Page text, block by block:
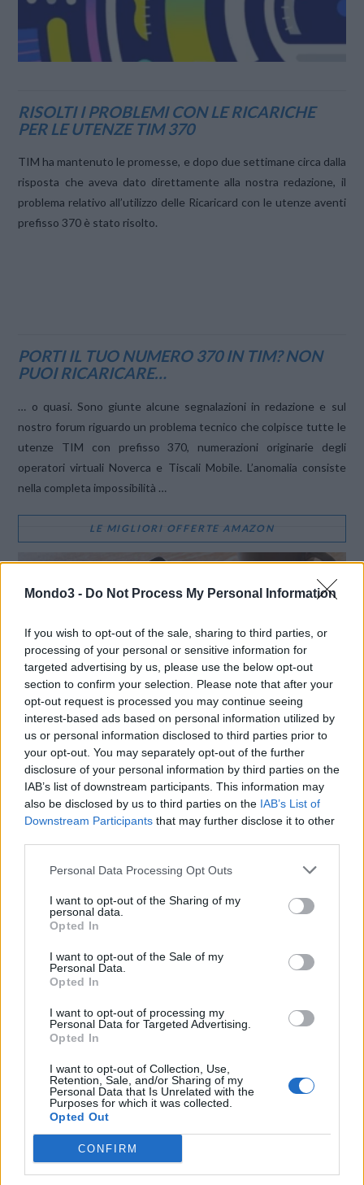
Mondo3 - Do Not Process My Personal Information
If you wish to opt-out of the sale, sharing to third parties, or
processing of your personal or sensitive information for
targeted advertising by us, please use the below opt-out
section to confirm your selection. Please note that after your
opt-out request is processed you may continue seeing
interest-based ads based on personal information utilized by
us or personal information disclosed to third parties prior to
your opt-out. You may separately opt-out of the further
disclosure of your personal information by third parties on the
IAB’s list of downstream participants. This information may
also be disclosed by us to third parties on the IAB’s List of
Downstream Participants that may further disclose it to other
Personal Data Processing Opt Outs
I want to opt-out of the Sharing of my
personal data.
Opted In
I want to opt-out of the Sale of my
Personal Data.
Opted In
I want to opt-out of processing my
Personal Data for Targeted Advertising.
Opted In
I want to opt-out of Collection, Use,
Retention, Sale, and/or Sharing of my
Personal Data that Is Unrelated with the
Purposes for which it was collected.
Opted Out
CONFIRM
RISOLTI I PROBLEMI CON LE RICARICHE
PER LE UTENZE TIM 370
TIM ha mantenuto le promesse, e dopo due settimane circa dalla
risposta che aveva dato direttamente alla nostra redazione, il
problema relativo all’utilizzo delle Ricaricard con le utenze aventi
prefisso 370 è stato risolto.
PORTI IL TUO NUMERO 370 IN TIM? NON
PUOI RICARICARE…
… o quasi. Sono giunte alcune segnalazioni in redazione e sul
nostro forum riguardo un problema tecnico che colpisce tutte le
utenze TIM con prefisso 370, numerazioni originarie degli
operatori virtuali Noverca e Tiscali Mobile. L’anomalia consiste
nella completa impossibilità …
LE MIGLIORI OFFERTE AMAZON
SMARTPHONE E NON SOLO: TECNOGAZZETTA
LG CHANNELS SUPERA I 5.000 CANALI A LIVELLO
FRITZ! FESTEGGIA I 40 ANNI: L’INNOVAZIONE
DELLA SMART HOME NASCEVA A BERLINO NEL
1986